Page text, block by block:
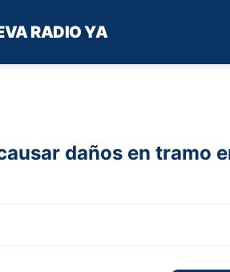
RADIO YA
daños en tramo